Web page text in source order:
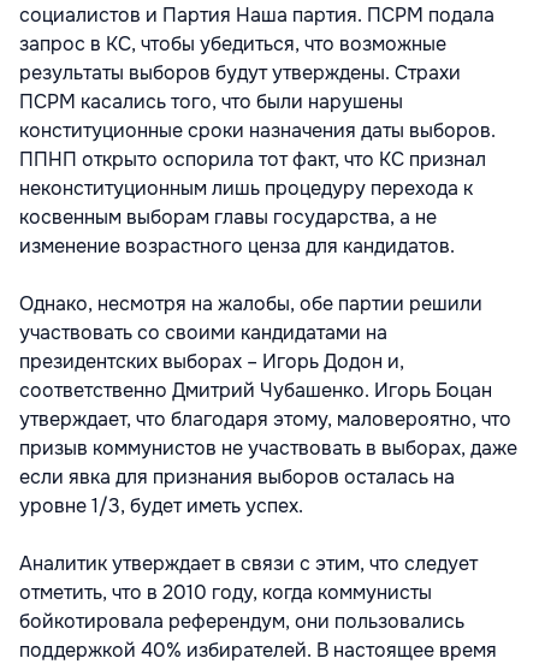
социалистов и Партия Наша партия. ПСРМ подала
запрос в КС, чтобы убедиться, что возможные
результаты выборов будут утверждены. Страхи
ПСРМ касались того, что были нарушены
конституционные сроки назначения даты выборов.
ППНП открыто оспорила тот факт, что КС признал
неконституционным лишь процедуру перехода к
косвенным выборам главы государства, а не
изменение возрастного ценза для кандидатов.
Однако, несмотря на жалобы, обе партии решили
участвовать со своими кандидатами на
президентских выборах – Игорь Додон и,
соответственно Дмитрий Чубашенко. Игорь Боцан
утверждает, что благодаря этому, маловероятно, что
призыв коммунистов не участвовать в выборах, даже
если явка для признания выборов осталась на
уровне 1/3, будет иметь успех.
Аналитик утверждает в связи с этим, что следует
отметить, что в 2010 году, когда коммунисты
бойкотировала референдум, они пользовались
поддержкой 40% избирателей. В настоящее время